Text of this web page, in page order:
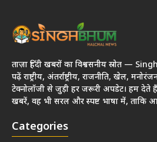
ताज़ा हिंदी खबरों का विश्वसनीय स्रोत —
पढ़ें राष्ट्रीय, अंतर्राष्ट्रीय, राजनीति, खेल,
टेक्नोलॉजी से जुड़ी हर जरूरी अपडेट। हम देते
खबरें, वह भी सरल और स्पष्ट भाषा में, ताकि
Categories